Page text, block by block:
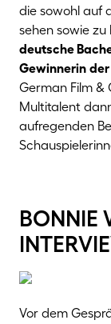
die sowohl auf
sehen sowie zu
deutsche
Gewinnerin der
German Film &
Multitalent
aufregenden
bonnie
Vor dem